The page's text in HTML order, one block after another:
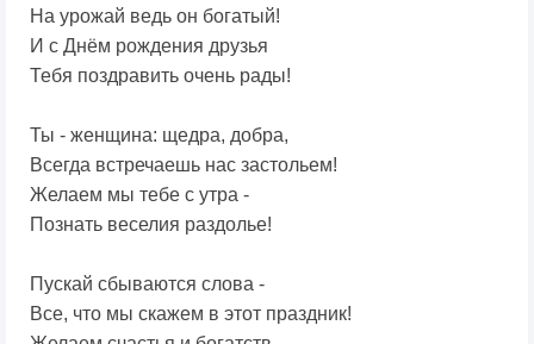
На урожай ведь он богатый!
И с Днём рождения друзья
Тебя поздравить очень рады!
Ты - женщина: щедра, добра,
Всегда встречаешь нас застольем!
Желаем мы тебе с утра -
Познать веселия раздолье!
Пускай сбываются слова -
Все, что мы скажем в этот праздник!